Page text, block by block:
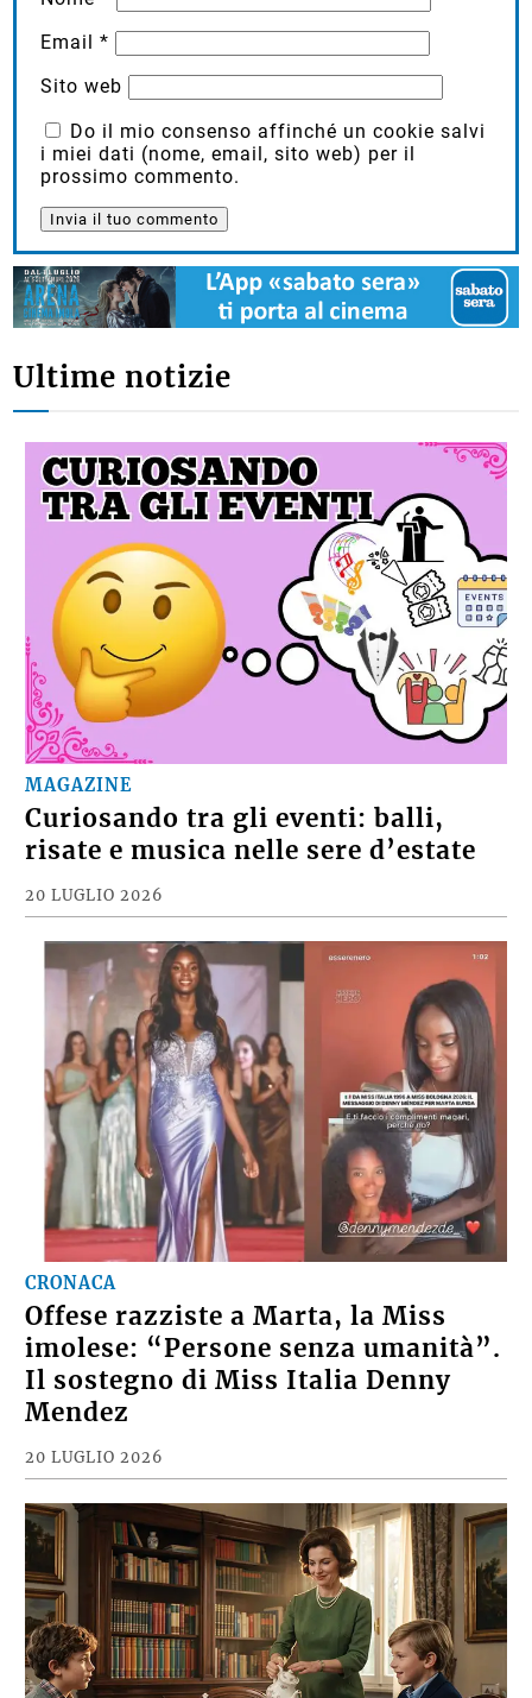
Email*
Sito web
Do il mio consenso affinché un cookie salvi
i miei dati (nome, email, sito web) per il
prossimo commento.
Ultime notizie
MAGAZINE
Curiosando tra gli eventi: balli,
risate e musica nelle sere d’estate
20 LUGLIO 2026
CRONACA
Offese razziste a Marta, la Miss
imolese: “Persone senza umanità”.
Il sostegno di Miss Italia Denny
Mendez
20 LUGLIO 2026